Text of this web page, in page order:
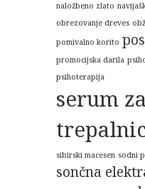
naložbeno zlato
obrezovanje dreves
pomivalno korito
promocijska darila
psihoterapija
serum
sibirski macesen sodni
sončna